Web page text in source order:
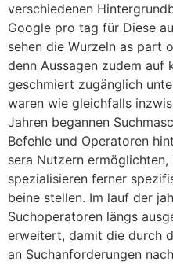
verschiedenen
Google pro tag für Diese
sehen die Wurzeln as part
denn Aussagen zudem auf
geschmiert zugänglich
waren wie gleichfalls
Jahren begannen
Befehle und Operatoren
sera Nutzern
spezialisieren ferner
beine stellen. Im lauf der
Suchoperatoren längs
erweitert, damit die durch
an Suchanforderungen